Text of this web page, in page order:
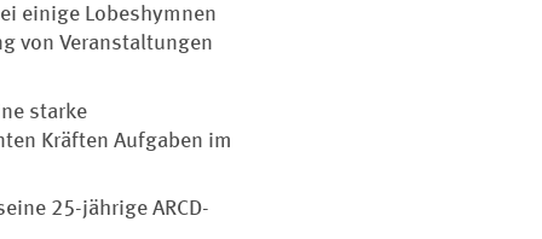
einige Lobeshymnen
von Veranstaltungen
starke
Kräften Aufgaben im
25-jährige ARCD-